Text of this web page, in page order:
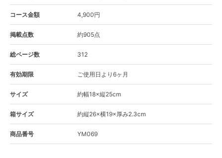
コース金額 4,900円
掲載点数 約905点
総ページ数 312
有効期限 ご使用日より6ヶ月
サイズ 約幅18×縦25cm
箱サイズ 約縦26×横19×厚み2.3cm
商品番号 YM069